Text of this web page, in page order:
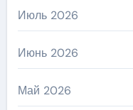
Июль 2026
Июнь 2026
Май 2026